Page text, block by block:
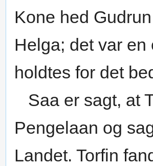
Kone hed
Helga; det var
holdtes for det
Saa er sagt, at
Pengelaan og
Landet. Torfin